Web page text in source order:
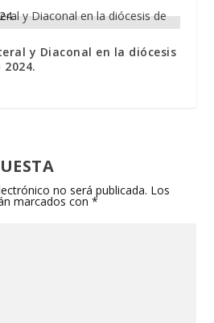
y Diaconal en la diócesis
2024.
no será publicada. Los
marcados con*